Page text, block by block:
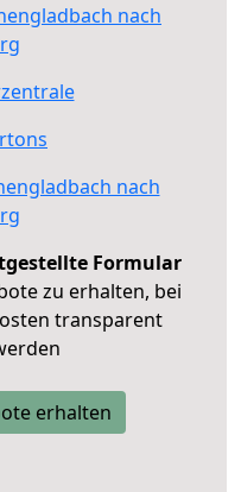
nach
nach
Formular
zu erhalten, bei
transparent
erhalten